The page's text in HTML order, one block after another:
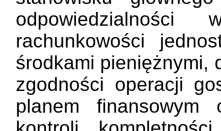
odpowiedzialności
rachunkowości
środkami pieniężnymi,
zgodności operacji
planem finansowym